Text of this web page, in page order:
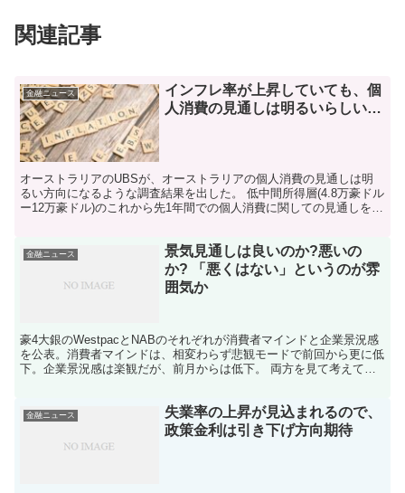
関連記事
金融ニュース
インフレ率が上昇していても、個
人消費の見通しは明るいらしい…
オーストラリアのUBSが、オーストラリアの個人消費の見通しは明
るい方向になるような調査結果を出した。 低中間所得層(4.8万豪ドル
ー12万豪ドル)のこれから先1年間での個人消費に関しての見通しを調
金融ニュース
景気見通しは良いのか?悪いの
か? 「悪くはない」というのが雰
囲気か
豪4大銀のWestpacとNABのそれぞれが消費者マインドと企業景況感
を公表。消費者マインドは、相変わらず悲観モードで前回から更に低
下。企業景況感は楽観だが、前月からは低下。 両方を見て考えてみ
金融ニュース
失業率の上昇が見込まれるので、
政策金利は引き下げ方向期待